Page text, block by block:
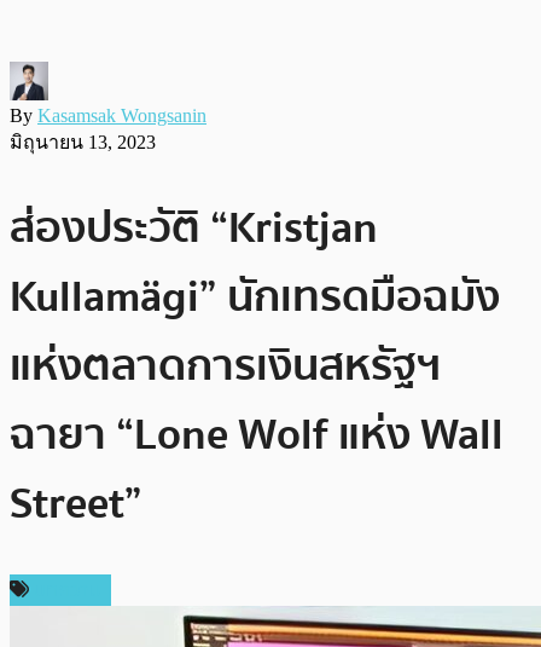
By Kasamsak Wongsanin
มิถุนายน 13, 2023
ส่องประวัติ “Kristjan
Kullamägi” นักเทรดมือฉมัง
แห่งตลาดการเงินสหรัฐฯ
ฉายา “Lone Wolf แห่ง Wall
Street”